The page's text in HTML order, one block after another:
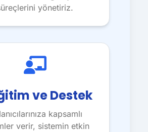
yönetiriz.
ve Destek
kapsamlı
verir, sistemin etkin